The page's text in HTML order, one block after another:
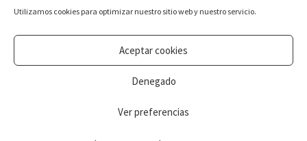
Utilizamos cookies para optimizar nuestro sitio web y nuestro servicio.
Aceptar cookies
Denegado
Ver preferencias
© Produpel | Productos de Peluquería y Estética 2026